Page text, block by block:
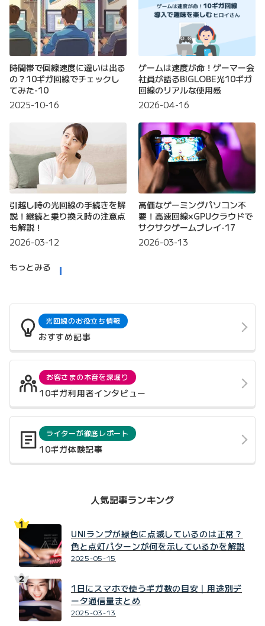
時間帯で回線速度に違いは出る
の？10ギガ回線でチェックし
てみた-10
2025-10-16
ゲームは速度が命！ゲーマー会
社員が語るBIGLOBE光10ギガ
回線のリアルな使用感
2026-04-16
引越し時の光回線の手続きを解
説！継続と乗り換え時の注意点
も解説！
2026-03-12
高価なゲーミングパソコン不
要！高速回線×GPUクラウドで
サクサクゲームプレイ-17
2026-03-13
もっとみる
光回線のお役立ち情報
おすすめ記事
お客さまの本音を深堀り
10ギガ利用者インタビュー
ライターが徹底レポート
10ギガ体験記事
人気記事ランキング
UNIランプが緑色に点滅しているのは正常？
色と点灯パターンが何を示しているかを解説
2025-05-15
1日にスマホで使うギガ数の目安｜用途別デ
ータ通信量まとめ
2025-03-13